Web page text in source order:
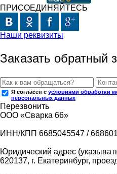
ПРИСОЕДИНЯЙТЕСЬ
Наши реквизиты
Заказать обратный
Я согласен с условиями обработки
персональных данных
Перезвонить
ООО «Сварка 66»
ИНН/КПП 6685045547 /
Юридический адрес
620137, г. Екатеринбург,